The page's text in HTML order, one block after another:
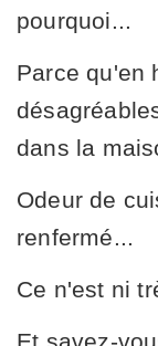
pourquoi...
Parce qu'en
dans la
Odeur de
renfermé...
Ce n'est ni
Et savez-